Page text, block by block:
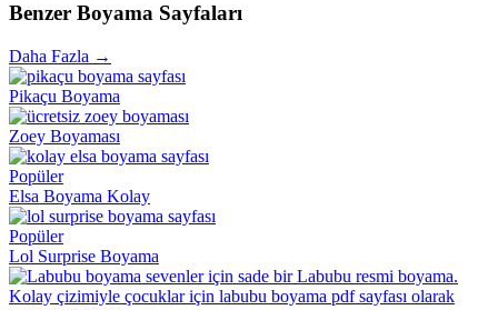
Benzer Boyama Sayfaları
Daha Fazla →
Pikaçu Boyama
Zoey Boyaması
Popüler
Elsa Boyama Kolay
Popüler
Lol Surprise Boyama